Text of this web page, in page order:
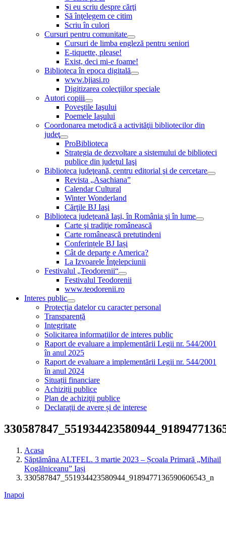
Şi eu scriu despre cărţi
Să înţelegem ce citim
Scriu în culori
Cursuri pentru comunitate
Cursuri de limba engleză pentru seniori
E-tiquette, please!
Exist, deci mi-e foame!
Biblioteca în epoca digitală
www.bjiasi.ro
Digitizarea colecţiilor speciale
Autori copiii
Poveştile Iaşului
Poemele Iaşului
Coordonarea metodică a activităţii bibliotecilor din
judeţ
ProBiblioteca
Strategia de dezvoltare a sistemului de biblioteci
publice din judeţul Iaşi
Biblioteca judeţeană, centru editorial şi de cercetare
Revista „Asachiana”
Calendar Cultural
Winter Wonderland
Cărţile BJ Iaşi
Biblioteca judeţeană Iaşi, în România şi în lume
Carte şi tradiţie românească
Carte românească pretutindeni
Conferințele BJ Iași
Cât de departe e America?
La Izvoarele Înţelepciunii
Festivalul „Teodorenii“
Festivalul Teodorenii
www.teodorenii.ro
Interes public
Protecția datelor cu caracter personal
Transparență
Integritate
Solicitarea informaţiilor de interes public
Raport de evaluare a implementării Legii nr. 544/2001
în anul 2025
Raport de evaluare a implementării Legii nr. 544/2001
în anul 2024
Situații financiare
Achiziții publice
Plan de achiziţii publice
Declarații de avere și de interese
Acasa
Săptămâna ALTFEL. 3 martie 2023 – Școala Primară „Mihail
Kogălniceanu” Iași
330587847_551934423580944_9189477136590606543_n
Inapoi